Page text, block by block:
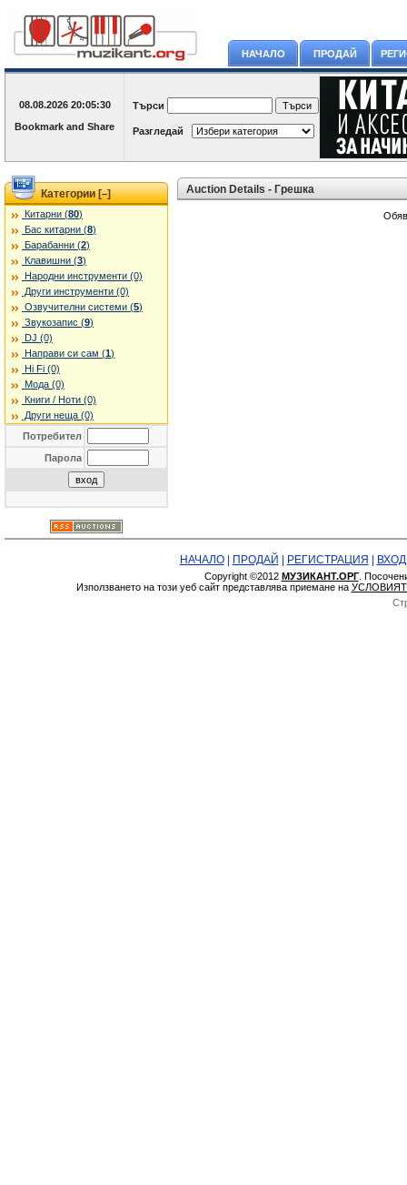
НАЧАЛО ПРОДАЙ
08.08.2026 20:05:30 Търси
Разгледай
Категории [–]
Китарни (80)
Бас китарни (8)
Барабанни (2)
Клавишни (3)
Народни инструменти (0)
Други инструменти (0)
Озвучителни системи (5)
Звукозапис (9)
DJ (0)
Направи си сам (1)
Hi Fi (0)
Мода (0)
Книги / Ноти (0)
Други неща (0)
Потребител
Парола
Auction Details - Грешка
НАЧАЛО| ПРОДАЙ РЕГИСТРАЦИЯ ВХОД
Copyright ©2012 МУЗИКАНТ.ОРГ.
Използването на този уеб сайт представлява приемане на